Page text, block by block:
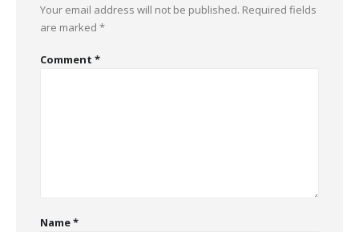
Your email address will not be published. Required fields
are marked *
Comment *
Name*